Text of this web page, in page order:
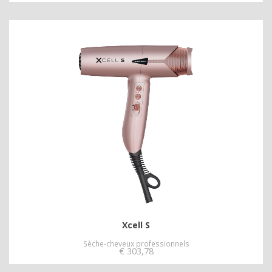
Xcell S
Sèche-cheveux professionnels
€ 303,78